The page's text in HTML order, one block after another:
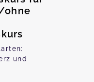
ohne
und